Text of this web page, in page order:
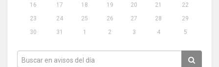
16
17 18 19 20 21
22
23
24 25 26 27 28
29
30
31 1 2 3 4 5